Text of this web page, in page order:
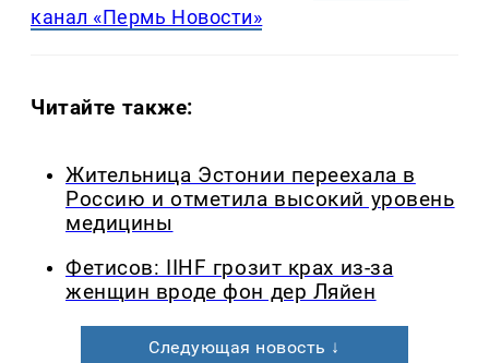
канал «Пермь Новости»
Читайте также:
Жительница Эстонии переехала в
Россию и отметила высокий уровень
медицины
Фетисов: IIHF грозит крах из-за
женщин вроде фон дер Ляйен
Следующая новость ↓